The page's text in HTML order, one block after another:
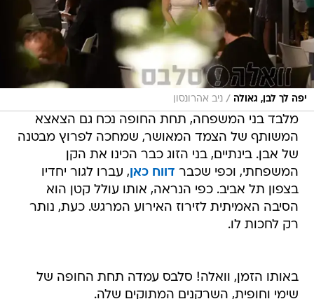
יפה לך לבן, גאולה / ניב אהרונסון
מלבד בני המשפחה, תחת החופה נכח גם הצאצא
המשותף של הצמד המאושר, שמחכה לפרוץ מבטנה
של אבן. בינתיים, בני הזוג כבר הכינו את הקן
המשפחתי, וכפי שכבר דווח כאן, עברו לגור יחדיו
בצפון תל אביב. כפי הנראה, אותו עולל קטן הוא
הסיבה האמיתית לזירוז האירוע המרגש. כעת, נותר
רק לחכות לו.
באותו הזמן, וואלה! סלבס עמדה תחת החופה של
שימי וחופית, השרקנים המתוקים שלה.